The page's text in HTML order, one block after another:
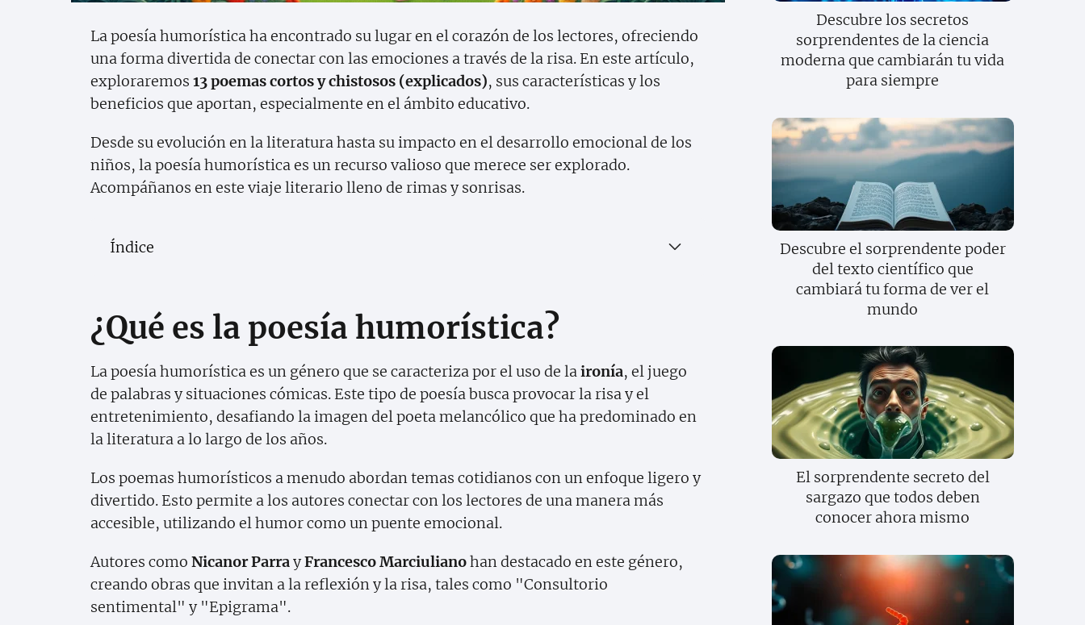
La poesía humorística ha encontrado su lugar en el corazón de los lectores, ofreciendo
una forma divertida de conectar con las emociones a través de la risa. En este artículo,
exploraremos 13 poemas cortos y chistosos (explicados), sus características y los
beneficios que aportan, especialmente en el ámbito educativo.
Desde su evolución en la literatura hasta su impacto en el desarrollo emocional de los
niños, la poesía humorística es un recurso valioso que merece ser explorado.
Acompáñanos en este viaje literario lleno de rimas y sonrisas.
Índice
¿Qué es la poesía humorística?
La poesía humorística es un género que se caracteriza por el uso de la ironía, el juego
de palabras y situaciones cómicas. Este tipo de poesía busca provocar la risa y el
entretenimiento, desafiando la imagen del poeta melancólico que ha predominado en
la literatura a lo largo de los años.
Los poemas humorísticos a menudo abordan temas cotidianos con un enfoque ligero y
divertido. Esto permite a los autores conectar con los lectores de una manera más
accesible, utilizando el humor como un puente emocional.
Autores como Nicanor ParrayFrancesco Marciulianohan destacado en este género,
creando obras que invitan a la reflexión y la risa, tales como "Consultorio
sentimental" y "Epigrama".
Descubre los secretos
sorprendentes de la ciencia
moderna que cambiarán tu vida
para siempre
Descubre el sorprendente poder
del texto científico que
cambiará tu forma de ver el
mundo
El sorprendente secreto del
sargazo que todos deben
conocer ahora mismo